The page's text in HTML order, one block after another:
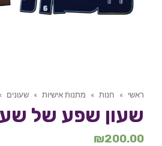
ראשי » חנות » מתנות אישיות » שעונים
שעון שפע של
₪200.00